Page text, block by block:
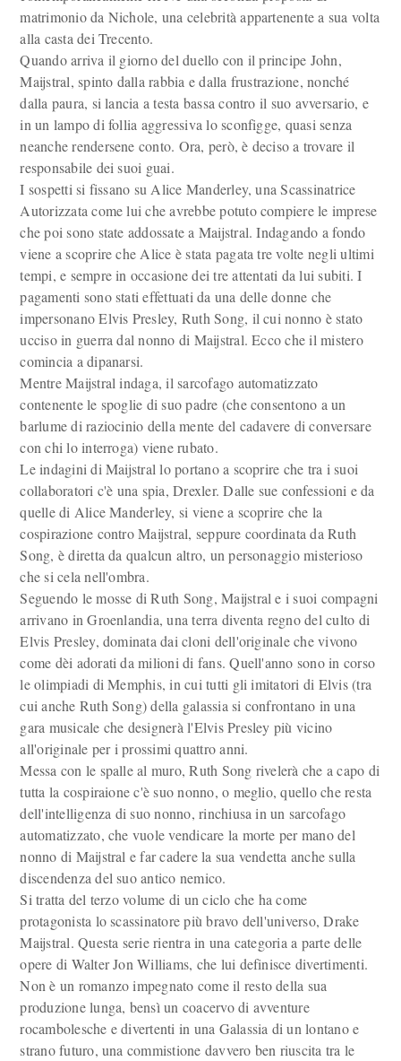
matrimonio da Nichole, una celebrità appartenente a sua volta
alla casta dei Trecento.
Quando arriva il giorno del duello con il principe John,
Maijstral, spinto dalla rabbia e dalla frustrazione, nonché
dalla paura, si lancia a testa bassa contro il suo avversario, e
in un lampo di follia aggressiva lo sconfigge, quasi senza
neanche rendersene conto. Ora, però, è deciso a trovare il
responsabile dei suoi guai.
I sospetti si fissano su Alice Manderley, una Scassinatrice
Autorizzata come lui che avrebbe potuto compiere le imprese
che poi sono state addossate a Maijstral. Indagando a fondo
viene a scoprire che Alice è stata pagata tre volte negli ultimi
tempi, e sempre in occasione dei tre attentati da lui subiti. I
pagamenti sono stati effettuati da una delle donne che
impersonano Elvis Presley, Ruth Song, il cui nonno è stato
ucciso in guerra dal nonno di Maijstral. Ecco che il mistero
comincia a dipanarsi.
Mentre Maijstral indaga, il sarcofago automatizzato
contenente le spoglie di suo padre (che consentono a un
barlume di raziocinio della mente del cadavere di conversare
con chi lo interroga) viene rubato.
Le indagini di Maijstral lo portano a scoprire che tra i suoi
collaboratori c'è una spia, Drexler. Dalle sue confessioni e da
quelle di Alice Manderley, si viene a scoprire che la
cospirazione contro Maijstral, seppure coordinata da Ruth
Song, è diretta da qualcun altro, un personaggio misterioso
che si cela nell'ombra.
Seguendo le mosse di Ruth Song, Maijstral e i suoi compagni
arrivano in Groenlandia, una terra diventa regno del culto di
Elvis Presley, dominata dai cloni dell'originale che vivono
come dèi adorati da milioni di fans. Quell'anno sono in corso
le olimpiadi di Memphis, in cui tutti gli imitatori di Elvis (tra
cui anche Ruth Song) della galassia si confrontano in una
gara musicale che designerà l'Elvis Presley più vicino
all'originale per i prossimi quattro anni.
Messa con le spalle al muro, Ruth Song rivelerà che a capo di
tutta la cospiraione c'è suo nonno, o meglio, quello che resta
dell'intelligenza di suo nonno, rinchiusa in un sarcofago
automatizzato, che vuole vendicare la morte per mano del
nonno di Maijstral e far cadere la sua vendetta anche sulla
discendenza del suo antico nemico.
Si tratta del terzo volume di un ciclo che ha come
protagonista lo scassinatore più bravo dell'universo, Drake
Maijstral. Questa serie rientra in una categoria a parte delle
opere di Walter Jon Williams, che lui definisce divertimenti.
Non è un romanzo impegnato come il resto della sua
produzione lunga, bensì un coacervo di avventure
rocambolesche e divertenti in una Galassia di un lontano e
strano futuro, una commistione davvero ben riuscita tra le